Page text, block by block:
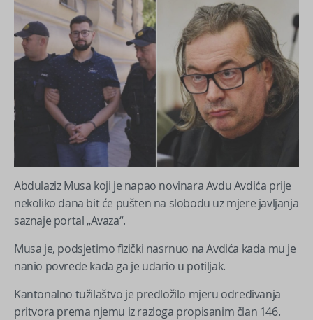
Abdulaziz Musa koji je napao novinara Avdu Avdića prije
nekoliko dana bit će pušten na slobodu uz mjere javljanja
saznaje portal „Avaza“.
Musa je, podsjetimo fizički nasrnuo na Avdića kada mu je
nanio povrede kada ga je udario u potiljak.
Kantonalno tužilaštvo je predložilo mjeru određivanja
pritvora prema njemu iz razloga propisanim član 146.